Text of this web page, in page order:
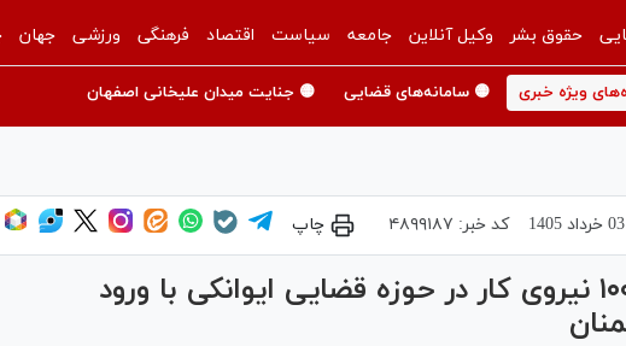
حقوق بشر وکیل آنلاین جامعه سیاست اقتصاد فرهنگی ورزشی جهان
ویژه خبری 🟡 سامانه‌های قضایی 🟡 جنایت میدان علیخانی اصفهان
03 خرداد 1405 کد خبر: ۴۸۹۹۱۸۷ چاپ
جلوگیری از بیکاری ۱۰۰ نیروی کار در حوزه قضایی ایوانکی با ورود